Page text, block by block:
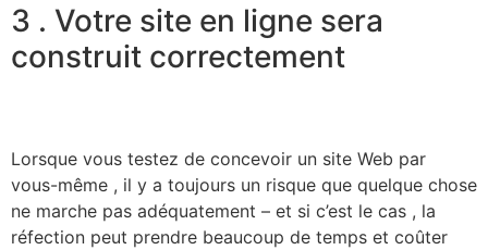
3 . Votre site en ligne sera
construit correctement
Lorsque vous testez de concevoir un site Web par
vous-même , il y a toujours un risque que quelque chose
ne marche pas adéquatement – et si c’est le cas , la
réfection peut prendre beaucoup de temps et coûter